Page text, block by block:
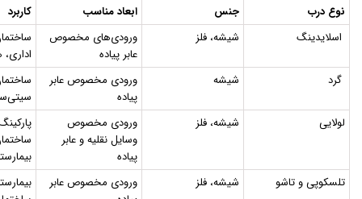
نوع درب
جنس ابعاد مناسب
کاربرد
اسلایدینگ
شیشه، فلز
ورودی‌های مخصوص
عابر پیاده
گرد
شیشه
ورودی مخصوص عابر
پیاده
لولایی
شیشه، فلز
ورودی مخصوص
وسایل نقلیه و عابر
پیاده
تلسکوپی و تاشو
شیشه، فلز
ورودی مخصوص عابر